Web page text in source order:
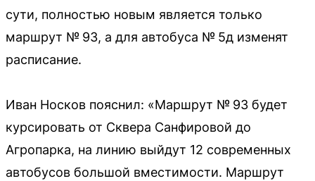
сути, полностью новым является только
маршрут № 93, а для автобуса № 5д изменят
расписание.
Иван Носков пояснил: «Маршрут № 93 будет
курсировать от Сквера Санфировой до
Агропарка, на линию выйдут 12 современных
автобусов большой вместимости. Маршрут